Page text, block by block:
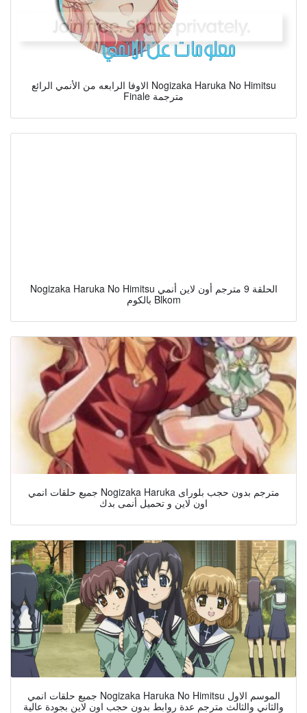
الاوفا الرابعه من الأنمي الرائع Nogizaka Haruka No Himitsu
Finale مترجمة
Nogizaka Haruka No Himitsu الحلقة 9 مترجم أون لاين أنمي
بالكوم Blkom
جميع حلقات انمي Nogizaka Haruka مترجم بدون حجب بلوراى
اون لاين و تحميل أنمى بدك
جميع حلقات انمي Nogizaka Haruka No Himitsu الموسم الاول
والثاني والثالث مترجم عدة روابط بدون حجب اون لاين بجودة عالية